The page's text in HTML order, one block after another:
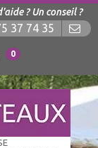
? Un conseil ?
37 74 35
0